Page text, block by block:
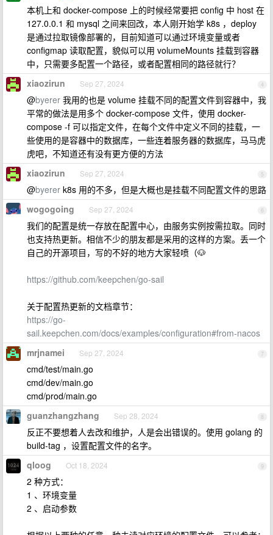
本机上和 docker-compose 上的时候经常要把 config 中 host 在
127.0.0.1 和 mysql 之间来回改，本人刚开始学 k8s ，deploy
是通过拉取镜像部署的，目前知道可以通过环境变量或者
configmap 读取配置，貌似可以用 volumeMounts 挂载到容器
中，只需要多配置一个路径，或者配置相同的路径就行？
4
xiaozirun Sep 27, 2024
@byerer 我用的也是 volume 挂载不同的配置文件到容器中，我
平常的做法是用多个 docker-compose 文件，使用 docker-
compose -f 可以指定文件，在每个文件中定义不同的挂载，一
些使用的是容器中的数据库，一些连着服务器的数据库，马马虎
虎吧，不知道还有没有更方便的方法
5
xiaozirun Sep 27, 2024
@byerer k8s 用的不多，但是大概也是挂载不同配置文件的思路
6
wogogoing Sep 27, 2024
我们的配置是统一存放在配置中心，由服务实例按需拉取。同时
也支持热更新。相信不少的朋友都是采用的这样的方案。丢一个
自己的开源项目，写的不好的地方大家轻喷（🐶
https://github.com/keepchen/go-sail
关于配置热更新的文档章节：
https://go-
sail.keepchen.com/docs/examples/configuration#from-nacos
7
mrjnamei Sep 27, 2024
cmd/test/main.go
cmd/dev/main.go
cmd/prod/main.go
8
guanzhangzhang Sep 28, 2024
反正不要想着人去改和维护，人是会出错误的。使用 golang 的
build-tag ，设置配置文件的名字。
9
qloog Oct 18, 2024
2 种方式：
1 、环境变量
2 、启动参数